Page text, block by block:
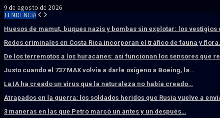
9 de agosto de 2026
TENDENCIA
Huesos de mamut, buques nazis y bombas sin explotar: los vestigios
Redes criminales en Costa Rica incorporan el tráfico de fauna y
De los terremotos a los huracanes: así funcionan los sensores que
Justo cuando el 737 MAX volvía a darle oxígeno a Boeing, la…
La IA ha creado un virus que la naturaleza no había creado…
Atrapados en la guerra: los soldados heridos que Rusia vuelve a
3 maneras en las que Petro marcó un antes y un después…